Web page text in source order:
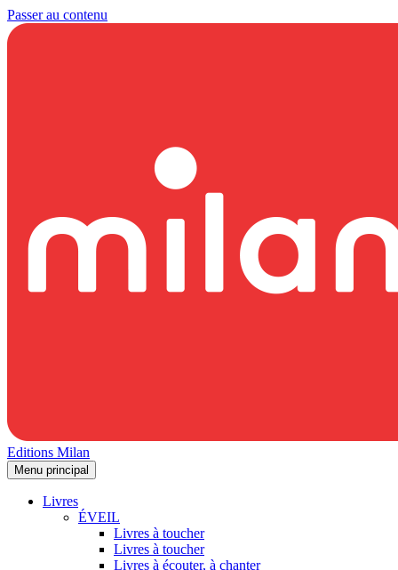
Passer au contenu
Editions Milan
Menu principal
Livres
ÉVEIL
Livres à toucher
Livres à toucher
Livres à écouter, à chanter